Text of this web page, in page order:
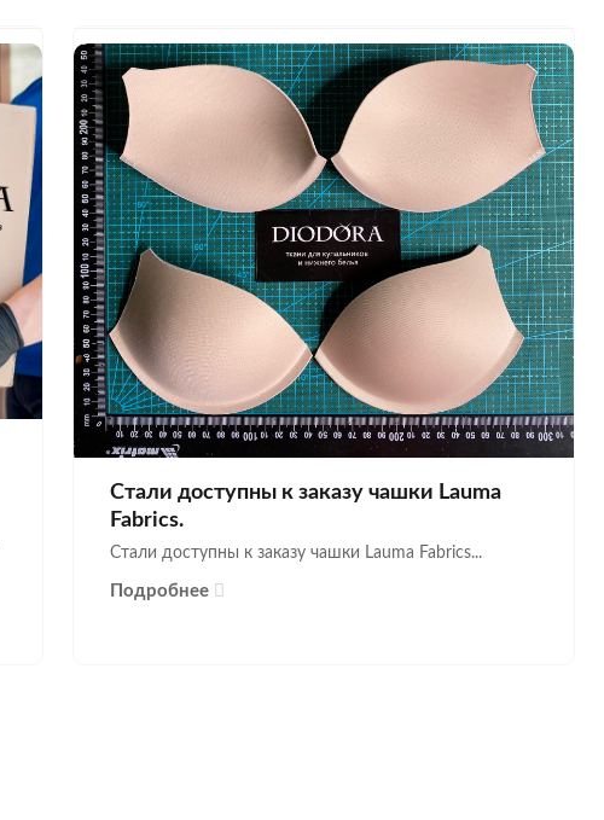
Стали доступны к заказу чашки Lauma
Fabrics.
Стали доступны к заказу чашки Lauma Fabrics...
Подробнее